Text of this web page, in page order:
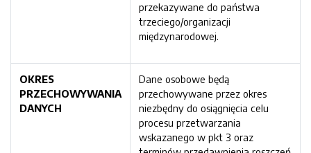
przekazywane do państwa
trzeciego/organizacji
międzynarodowej.
OKRES
PRZECHOWYWANIA
DANYCH
Dane osobowe będą
przechowywane przez okres
niezbędny do osiągnięcia celu
procesu przetwarzania
wskazanego w pkt 3 oraz